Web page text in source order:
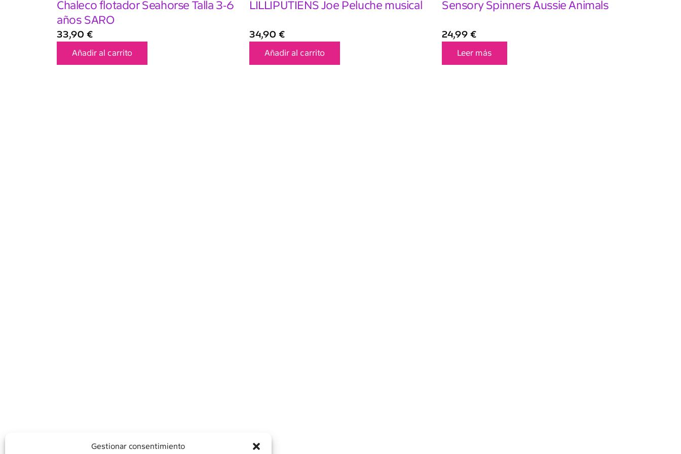
Gestionar consentimiento
Chaleco flotador Seahorse Talla 3-6
años SARO
33,90 €
Añadir al carrito
LILLIPUTIENS Joe Peluche musical
34,90 €
Añadir al carrito
Sensory Spinners Aussie Animals
24,99 €
Leer más